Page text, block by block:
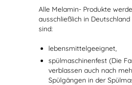
Alle Melamin- Produkte
ausschließlich in
sind:
lebensmittelgeeignet,
spülmaschinenfest (Die
verblassen auch nach
Spülgängen in der